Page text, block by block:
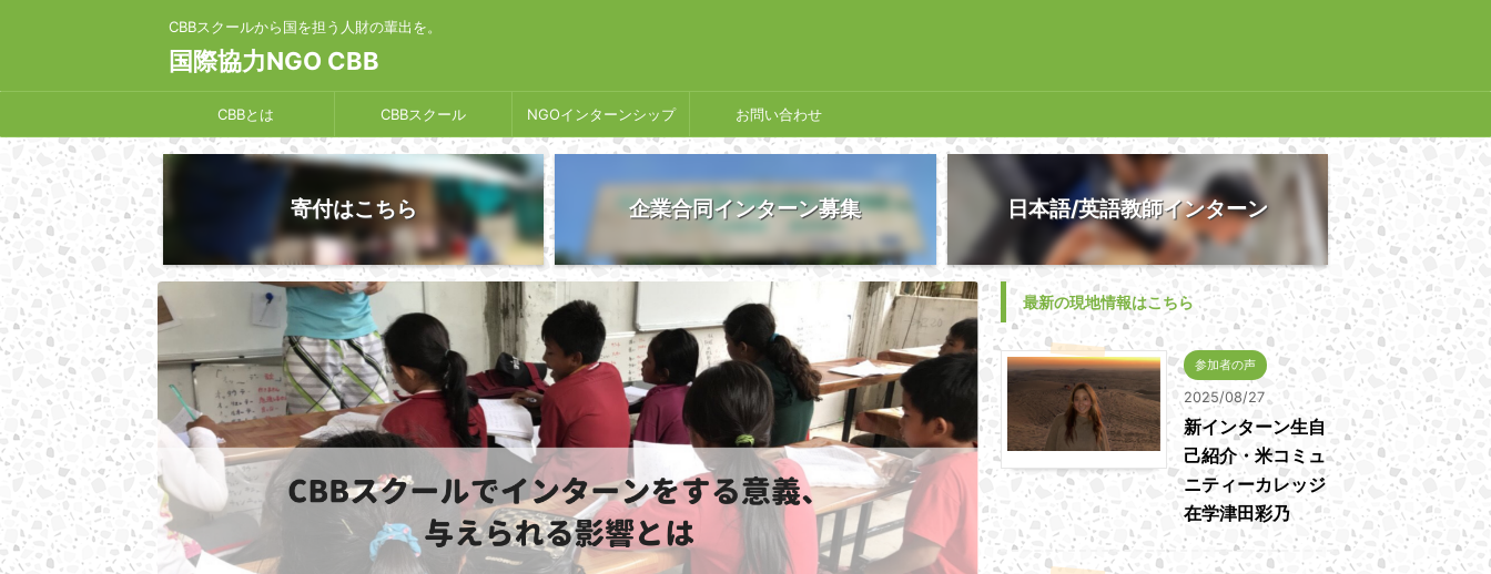
CBBスクールから国を担う人財の輩出を。
国際協力NGO CBB
CBBとは CBBスクール NGOインターンシップ お問い合わせ
寄付はこちら 企業合同インターン募集 日本語/英語教師インターン
最新の現地情報はこちら
参加者の声
2025/08/27
新インターン生自
己紹介・米コミュ
ニティーカレッジ
在学津田彩乃